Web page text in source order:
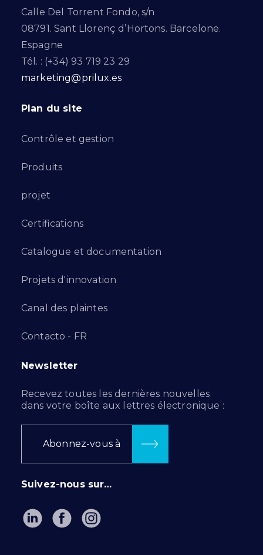
Calle Del Torrent Fondo, s/n
08791. Sant Llorenç d’Hortons. Barcelone.
Espagne
Tél. : (+34) 93 719 23 29
marketing@prilux.es
Plan du site
Contrôle et gestion
Produits
projet
Certifications
Catalogue et documentation
Projets d'innovation
Canal des plaintes
Contacto - FR
Newsletter
Recevez toutes les dernières nouvelles
dans votre boîte aux lettres électronique :
Abonnez-vous à
Suivez-nous sur…